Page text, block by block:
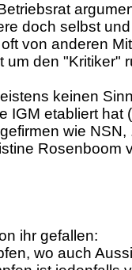
doch selbst
von anderen
um den "Kritiker"
keinen
IGM etabliert hat
wie NSN,
Rosenboom
ihr gefallen:
wo auch